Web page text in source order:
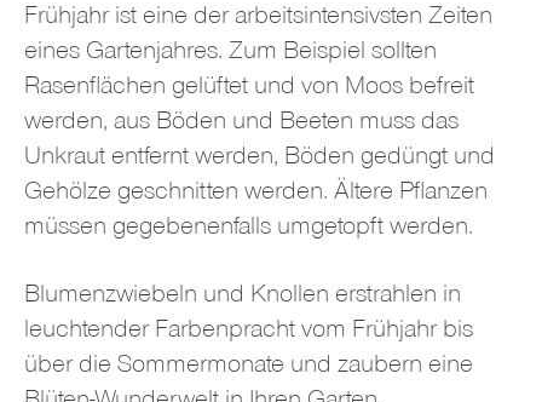
Frühjahr ist eine der arbeitsintensivsten Zeiten
eines Gartenjahres. Zum Beispiel sollten
Rasenflächen gelüftet und von Moos befreit
werden, aus Böden und Beeten muss das
Unkraut entfernt werden, Böden gedüngt und
Gehölze geschnitten werden. Ältere Pflanzen
müssen gegebenenfalls umgetopft werden.
Blumenzwiebeln und Knollen erstrahlen in
leuchtender Farbenpracht vom Frühjahr bis
über die Sommermonate und zaubern eine